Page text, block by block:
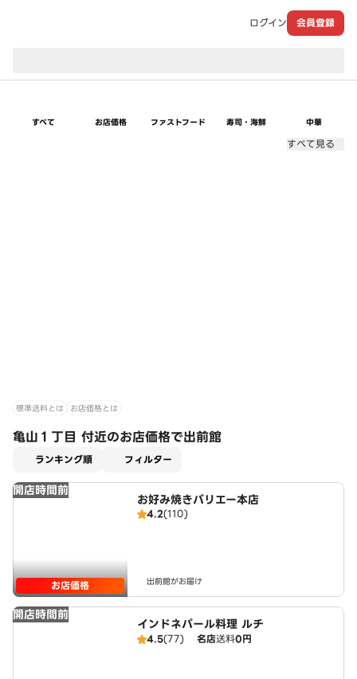
ログイン 会員登録
すべて お店価格 ファストフード 寿司・海鮮 中華
すべて見る
標準送料とは お店価格とは
亀山１丁目 付近のお店価格で出前館
ランキング順 フィルター
開店時間前
お店価格
お好み焼きバリエー本店
4.2(110)
出前館がお届け
開店時間前
インドネパール料理 ルチ
4.5(77) 名店送料0円